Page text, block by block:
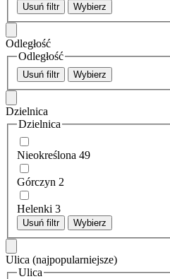
Usuń filtr Wybierz
Odległość
Odległość
Usuń filtr Wybierz
Dzielnica
Dzielnica
Nieokreślona 49
Górczyn 2
Helenki 3
Usuń filtr Wybierz
Ulica (najpopularniejsze)
Ulica